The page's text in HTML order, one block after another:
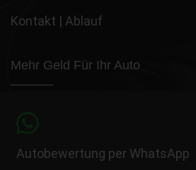
Kontakt | Ablauf
Mehr Geld Für Ihr Auto
Autobewertung per WhatsApp